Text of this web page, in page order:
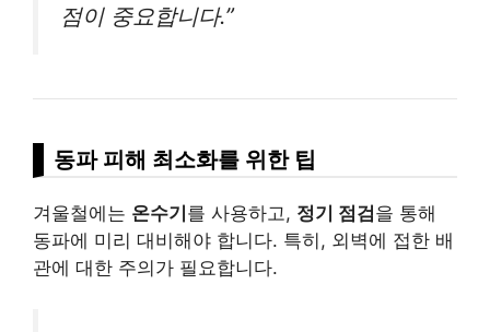
점이 중요합니다.”
동파 피해 최소화를 위한 팁
겨울철에는 온수기를 사용하고, 정기 점검을 통해
동파에 미리 대비해야 합니다. 특히, 외벽에 접한 배
관에 대한 주의가 필요합니다.